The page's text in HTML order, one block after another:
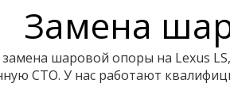
Замена
шаровой опоры на Lexus
СТО. У нас работают